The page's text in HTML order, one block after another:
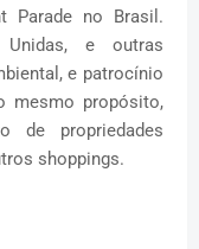
Parade no Brasil.
e outras
e patrocínio
mesmo propósito,
de propriedades
shoppings.